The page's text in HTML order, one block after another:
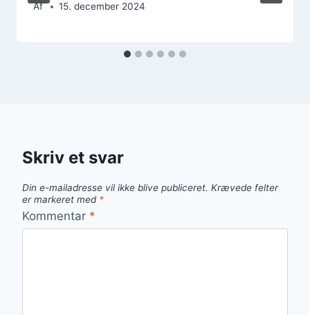
Af 15. december 2024
Skriv et svar
Din e-mailadresse vil ikke blive publiceret. Krævede felter
er markeret med *
Kommentar *